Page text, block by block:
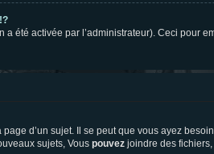
été activée par l’administrateur). Ceci pour
d’un sujet. Il se peut que vous ayez
sujets, Vous pouvez joindre des fichiers,